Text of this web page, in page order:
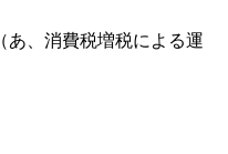
あ、消費税増税による運